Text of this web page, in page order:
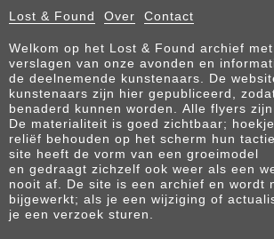
Lost & Found Over Contact
Welkom op het Lost & Found archief met
verslagen van onze avonden en
de deelnemende kunstenaars. De
kunstenaars zijn hier gepubliceerd,
benaderd kunnen worden. Alle flyers
De materialiteit is goed zichtbaar;
reliëf behouden op het scherm hun
site heeft de vorm van een groeimodel
en gedraagt zichzelf ook weer als een
nooit af. De site is een archief en wordt
bijgewerkt; als je een wijziging of
je een verzoek sturen.